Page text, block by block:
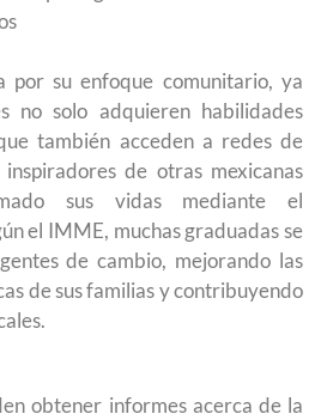
por su enfoque comunitario, ya
no solo adquieren habilidades
también acceden a redes de
de otras mexicanas
sus vidas mediante el
el IMME, muchas graduadas se
de cambio, mejorando las
de sus familias y contribuyendo
obtener informes acerca de la